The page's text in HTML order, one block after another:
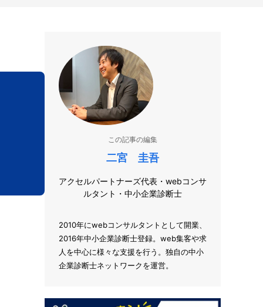
この記事の編集
二宮 圭吾
アクセルパートナーズ代表・webコンサ
ルタント・中小企業診断士
2010年にwebコンサルタントとして開業、
2016年中小企業診断士登録。web集客や求
人を中心に様々な支援を行う。独自の中小
企業診断士ネットワークを運営。